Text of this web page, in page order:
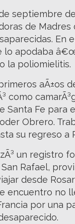
septiembre
de Madres
En
lo apodaba
la poliomielitis.
aÃ±os
como
Santa Fe para
Obrero.
su regreso a
un registro
Rafael,
desde
encuentro no
por una